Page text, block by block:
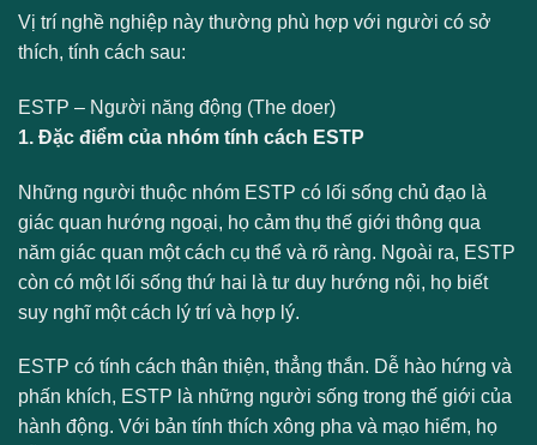
Vị trí nghề nghiệp này thường phù hợp với người có sở
thích, tính cách sau:
ESTP – Người năng động (The doer)
1. Đặc điểm của nhóm tính cách ESTP
Những người thuộc nhóm ESTP có lối sống chủ đạo là
giác quan hướng ngoại, họ cảm thụ thế giới thông qua
năm giác quan một cách cụ thể và rõ ràng. Ngoài ra, ESTP
còn có một lối sống thứ hai là tư duy hướng nội, họ biết
suy nghĩ một cách lý trí và hợp lý.
ESTP có tính cách thân thiện, thẳng thắn. Dễ hào hứng và
phấn khích, ESTP là những người sống trong thế giới của
hành động. Với bản tính thích xông pha và mạo hiểm, họ